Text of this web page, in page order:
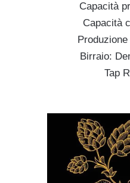
Capacità
Capacità
Birraio:
Tap